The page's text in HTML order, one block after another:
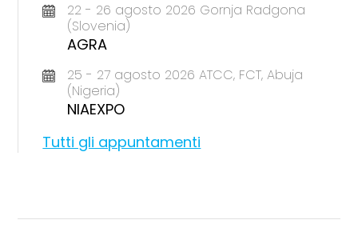
22 - 26 agosto 2026 Gornja Radgona
(Slovenia)
AGRA
25 - 27 agosto 2026 ATCC, FCT, Abuja
(Nigeria)
NIAEXPO
Tutti gli appuntamenti